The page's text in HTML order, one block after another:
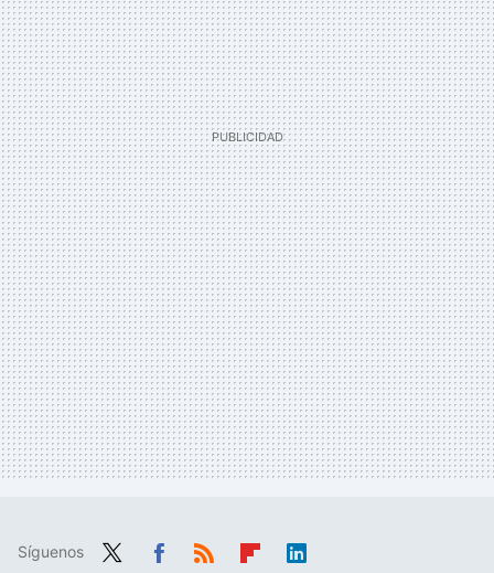
Síguenos